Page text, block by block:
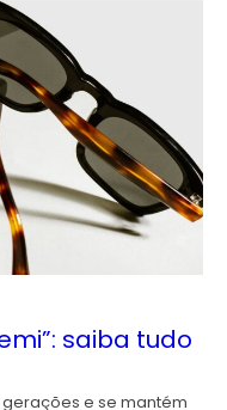
saiba tudo
e se mantém